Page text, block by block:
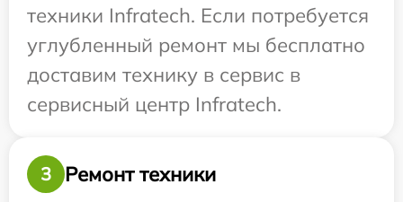
техники Infratech. Если потребуется
углубленный ремонт мы бесплатно
доставим технику в сервис в
сервисный центр Infratech.
3
Ремонт техники